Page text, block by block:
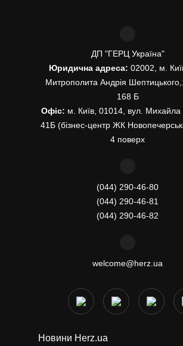
ДП "ГЕРЦ Україна"
Юридична адреса: 02002, м.
Митрополита Андрія
168 Б
Офіс: м. Київ, 01014, вул. Михайла
41Б (бізнес-центр ЖК
4 поверх
(044) 290-46-80
(044) 290-46-81
(044) 290-46-82
welcome@herz.ua
Новини Herz.ua